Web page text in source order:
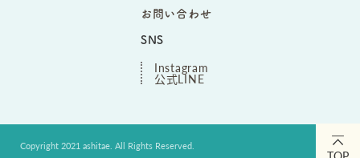
お問い合わせ
SNS
Instagram
公式LINE
Copyright 2021 ashitae. All Rights Reserved.